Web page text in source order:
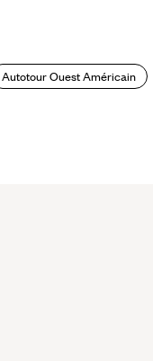
Autotour Ouest Américain